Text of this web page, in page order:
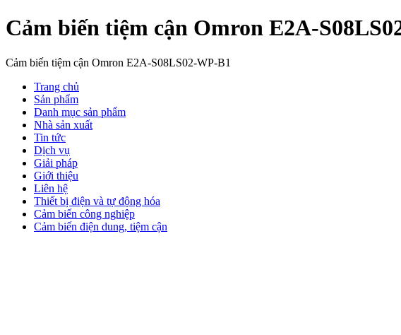
Cảm biến tiệm cận Omron E2A-
Cảm biến tiệm cận Omron E2A-S08LS02-WP-B1
Trang chủ
Sản phẩm
Danh mục sản phẩm
Nhà sản xuất
Tin tức
Dịch vụ
Giải pháp
Giới thiệu
Liên hệ
Thiết bị điện và tự động hóa
Cảm biến công nghiệp
Cảm biến điện dung, tiệm cận